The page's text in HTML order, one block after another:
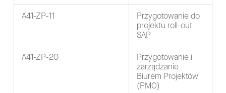
A41-ZP-11
Przygotowanie do
projektu roll-out
SAP
A41-ZP-20
Przygotowanie i
zarządzanie
Biurem Projektów
(PMO)